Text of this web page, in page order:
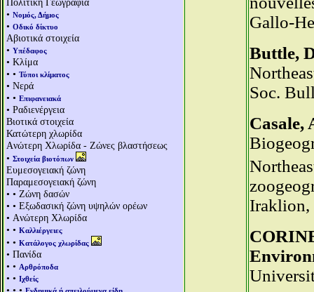
• Νομός, Δήμος
• Οδικό δίκτυο
Αβιοτικά στοιχεία
• Υπέδαφος
• Κλίμα
• • Τύποι κλίματος
• Νερά
• • Επιφανειακά
• Ραδιενέργεια
Βιοτικά στοιχεία
Κατώτερη χλωρίδα
Aνώτερη Χλωρίδα - Ζώνες βλαστήσεως
• Στοιχεία βιοτόπων
Ευμεσογειακή ζώνη
Παραμεσογειακή ζώνη
• • Ζώνη δασών
• • Εξωδασική ζώνη υψηλών ορέων
• Aνώτερη Χλωρίδα
• • Καλλιέργειες
• • Κατάλογος χλωρίδας
• Πανίδα
• • Αρθρόποδα
• • Ιχθείς
Gallo-
Buttle,
Soc.
Casale,
Iraklion,